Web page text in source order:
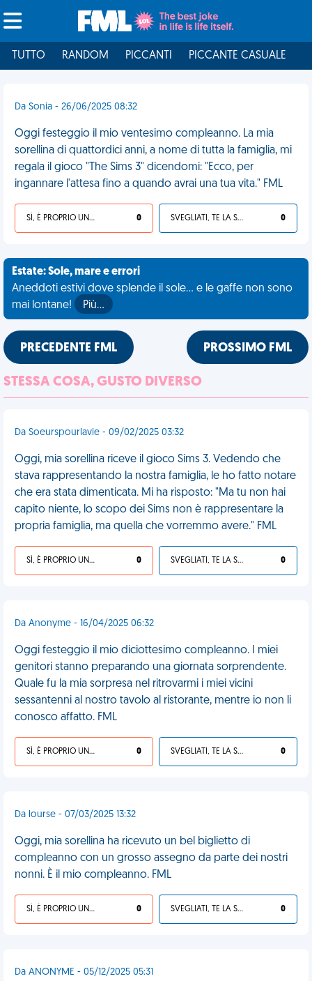
TUTTO RANDOM PICCANTI PICCANTE CASUALE
Da Sonia - 26/06/2025 08:32
Oggi festeggio il mio ventesimo compleanno. La mia
sorellina di quattordici anni, a nome di tutta la famiglia, mi
regala il gioco "The Sims 3" dicendomi: "Ecco, per
ingannare l'attesa fino a quando avrai una tua vita." FML
SÌ, È PROPRIO UNA VDM! 0 SVEGLIATI, TE LA SEI CERCATA! 0
Estate: Sole, mare e errori
Aneddoti estivi dove splende il sole... e le gaffe non sono
mai lontane!
Più…
PRECEDENTE FML PROSSIMO FML
STESSA COSA, GUSTO DIVERSO
Da Soeurspourlavie - 09/02/2025 03:32
Oggi, mia sorellina riceve il gioco Sims 3. Vedendo che
stava rappresentando la nostra famiglia, le ho fatto notare
che era stata dimenticata. Mi ha risposto: "Ma tu non hai
capito niente, lo scopo dei Sims non è rappresentare la
propria famiglia, ma quella che vorremmo avere." FML
SÌ, È PROPRIO UNA VDM! 0 SVEGLIATI, TE LA SEI CERCATA! 0
Da Anonyme - 16/04/2025 06:32
Oggi festeggio il mio diciottesimo compleanno. I miei
genitori stanno preparando una giornata sorprendente.
Quale fu la mia sorpresa nel ritrovarmi i miei vicini
sessantenni al nostro tavolo al ristorante, mentre io non li
conosco affatto. FML
SÌ, È PROPRIO UNA VDM! 0 SVEGLIATI, TE LA SEI CERCATA! 0
Da lourse - 07/03/2025 13:32
Oggi, mia sorellina ha ricevuto un bel biglietto di
compleanno con un grosso assegno da parte dei nostri
nonni. È il mio compleanno. FML
SÌ, È PROPRIO UNA VDM! 0 SVEGLIATI, TE LA SEI CERCATA! 0
Da ANONYME - 05/12/2025 05:31